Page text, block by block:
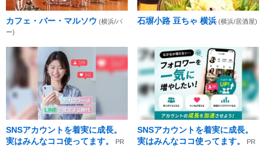
カフェ・バー・マルソウ (横浜/バ
ー)
石塀小路 豆ちゃ 横浜 (横浜/居酒屋)
SNSアカウントを着実に成長。
実はみんなココ使ってます。
PR
SNSアカウントを着実に成長。
実はみんなココ使ってます。
PR